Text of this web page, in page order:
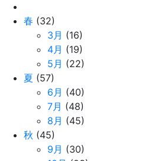
春 (32)
3月 (16)
4月 (19)
5月 (22)
夏 (57)
6月 (40)
7月 (48)
8月 (45)
秋 (45)
9月 (30)